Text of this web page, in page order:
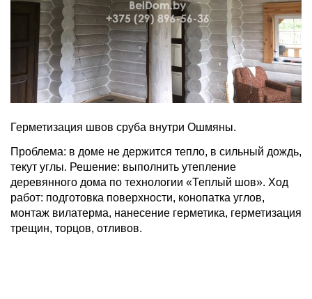
Герметизация швов сруба внутри Ошмяны.
Проблема: в доме не держится тепло, в сильный дождь,
текут углы. Решение: выполнить утепление
деревянного дома по технологии «Теплый шов». Ход
работ: подготовка поверхности, конопатка углов,
монтаж вилатерма, нанесение герметика, герметизация
трещин, торцов, отливов.